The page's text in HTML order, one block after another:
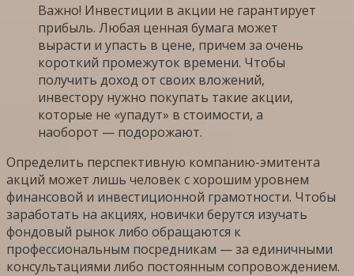
Важно! Инвестиции в акции не гарантирует
прибыль. Любая ценная бумага может
вырасти и упасть в цене, причем за очень
короткий промежуток времени. Чтобы
получить доход от своих вложений,
инвестору нужно покупать такие акции,
которые не «упадут» в стоимости, а
наоборот — подорожают.
Определить перспективную компанию-эмитента
акций может лишь человек с хорошим уровнем
финансовой и инвестиционной грамотности. Чтобы
заработать на акциях, новички берутся изучать
фондовый рынок либо обращаются к
профессиональным посредникам — за единичными
консультациями либо постоянным сопровождением.